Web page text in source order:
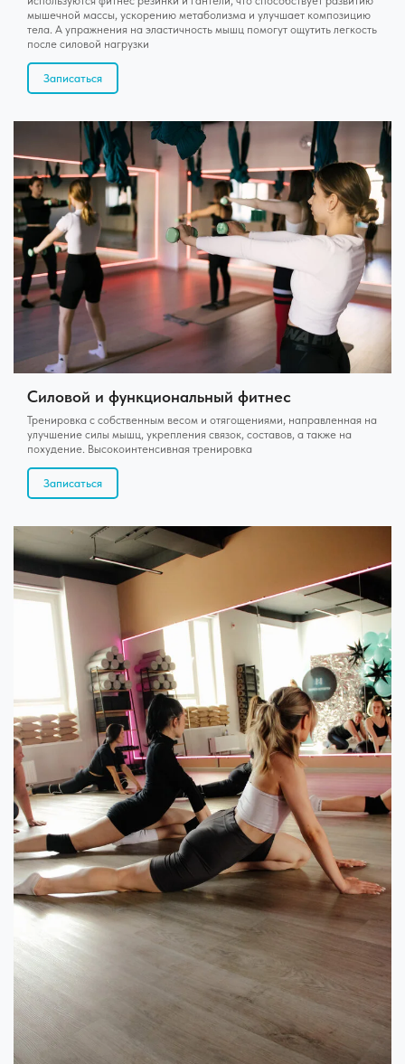
мышечной массы, ускорению метаболизма и улучшает композицию
тела. А упражнения на эластичность мышц помогут ощутить легкость
после силовой нагрузки
Записаться
Силовой и функциональный фитнес
Тренировка с собственным весом и отягощениями, направленная на
улучшение силы мышц, укрепления связок, составов, а также на
похудение. Высокоинтенсивная тренировка
Записаться